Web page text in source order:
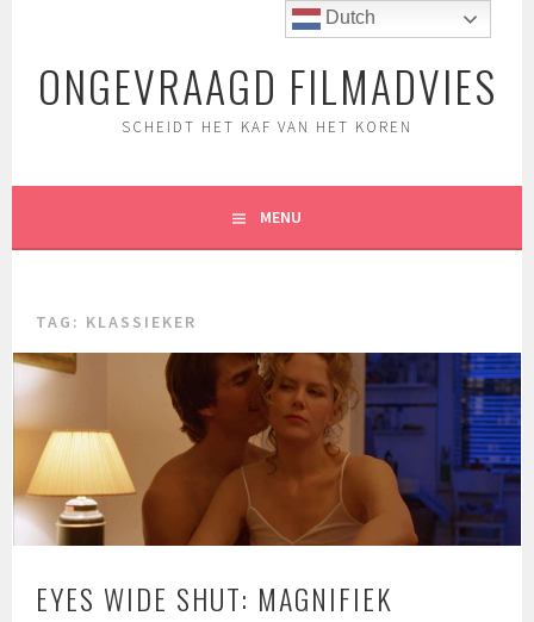
inhoudONGEVRAAGD FILMADVIES
SCHEIDT HET KAF VAN HET KOREN
MENU
TAG: KLASSIEKER
EYES WIDE SHUT: MAGNIFIEK
Dutch